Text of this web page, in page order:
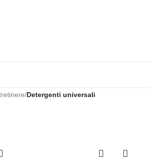
/Detergenti universali